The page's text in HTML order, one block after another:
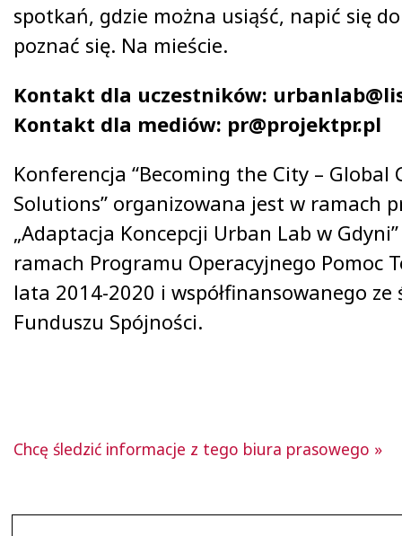
spotkań, gdzie można usiąść, napić się
poznać się. Na mieście.
Kontakt dla uczestników:
Kontakt dla mediów: pr@projektpr.pl
Konferencja “Becoming the City – Global
Solutions” organizowana jest w ramach
„Adaptacja Koncepcji Urban Lab w
ramach Programu Operacyjnego Pomoc
lata 2014-2020 i współfinansowanego ze
Funduszu Spójności.
Chcę śledzić informacje z tego biura prasowego »